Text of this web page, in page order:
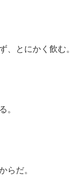
、とにかく飲む。
。
らだ。